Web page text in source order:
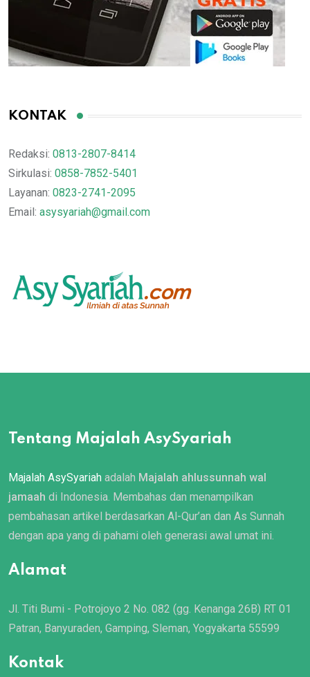
KONTAK
Redaksi: 0813-2807-8414
Sirkulasi: 0858-7852-5401
Layanan: 0823-2741-2095
Email: asysyariah@gmail.com
Tentang Majalah AsySyariah
Majalah AsySyariah adalah Majalah ahlussunnah wal
jamaah di Indonesia. Membahas dan menampilkan
pembahasan artikel berdasarkan Al-Qur’an dan As Sunnah
dengan apa yang di pahami oleh generasi awal umat ini.
Alamat
Jl. Titi Bumi - Potrojoyo 2 No. 082 (gg. Kenanga 26B) RT 01
Patran, Banyuraden, Gamping, Sleman, Yogyakarta 55599
Kontak